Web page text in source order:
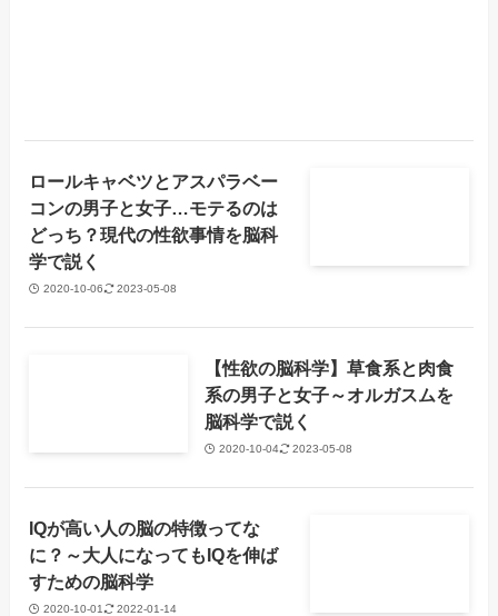
ロールキャベツとアスパラベー
コンの男子と女子…モテるのは
どっち？現代の性欲事情を脳科
学で説く
2020-10-06 2023-05-08
【性欲の脳科学】草食系と肉食
系の男子と女子～オルガスムを
脳科学で説く
2020-10-04 2023-05-08
IQが高い人の脳の特徴ってな
に？～大人になってもIQを伸ば
すための脳科学
2020-10-01 2022-01-14